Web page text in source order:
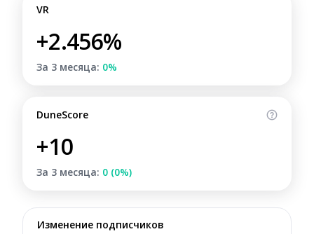
VR
+2.456%
За 3 месяца: 0%
DuneScore
+10
За 3 месяца: 0 (0%)
Изменение подписчиков